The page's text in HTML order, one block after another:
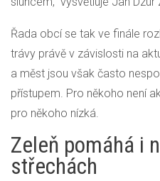
Řada obcí se tak ve finále
trávy právě v závislosti na
a měst jsou však často
přístupem. Pro někoho není
pro někoho nízká.
Zeleň pomáhá i
střechách